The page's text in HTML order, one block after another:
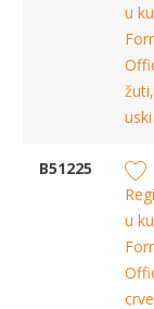
u
uski
B51225
u